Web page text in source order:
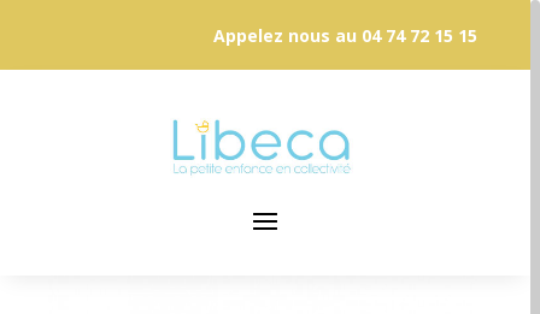
Appelez nous au 04 74 72 15 15